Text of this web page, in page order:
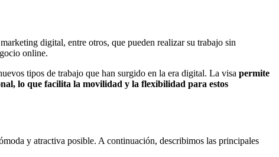
digital, entre otros, que pueden realizar su trabajo sin
online.
tipos de trabajo que han surgido en la era digital. La visa permite
lo que facilita la movilidad y la flexibilidad para estos
y atractiva posible. A continuación, describimos las principales